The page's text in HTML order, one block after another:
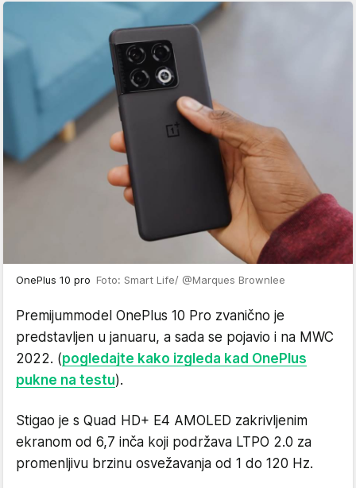
OnePlus 10 pro Foto: Smart Life/ @Marques Brownlee
Premijummodel OnePlus 10 Pro zvanično je
predstavljen u januaru, a sada se pojavio i na MWC
2022. (pogledajte kako izgleda kad OnePlus
pukne na testu).
Stigao je s Quad HD+ E4 AMOLED zakrivljenim
ekranom od 6,7 inča koji podržava LTPO 2.0 za
promenljivu brzinu osvežavanja od 1 do 120 Hz.